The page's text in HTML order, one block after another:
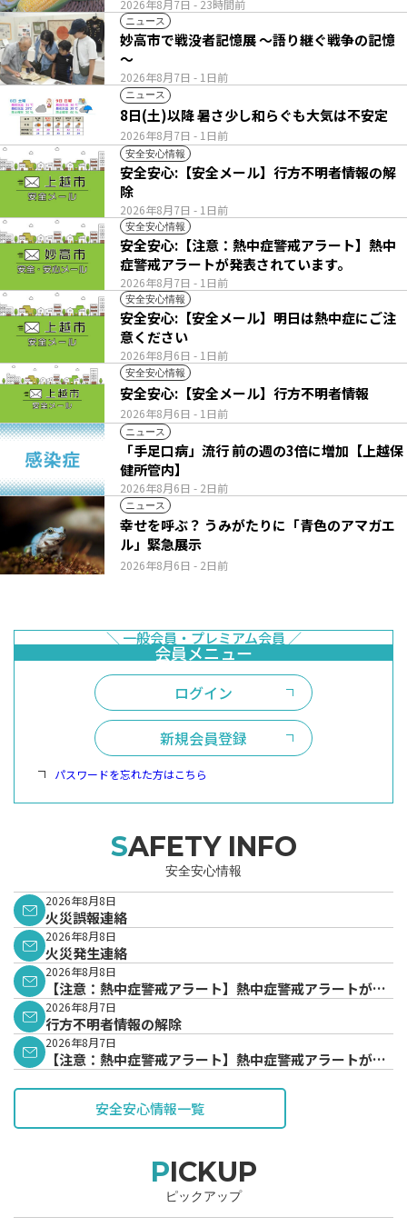
2026年8月7日 - 23時間前
い列
ニュース
2026年8月7日 - 1日前
妙高市で戦没者記憶展 ～語り継ぐ戦争の記憶
～
ニュース
2026年8月7日 - 1日前
8日(土)以降 暑さ少し和らぐも大気は不安定
安全安心情報
2026年8月7日 - 1日前
安全安心:【安全メール】行方不明者情報の解
除
安全安心情報
2026年8月7日 - 1日前
安全安心:【注意：熱中症警戒アラート】熱中
症警戒アラートが発表されています。
安全安心情報
2026年8月6日 - 1日前
安全安心:【安全メール】明日は熱中症にご注
意ください
安全安心情報
2026年8月6日 - 1日前
安全安心:【安全メール】行方不明者情報
ニュース
2026年8月6日 - 2日前
「手足口病」流行 前の週の3倍に増加【上越保
健所管内】
ニュース
2026年8月6日 - 2日前
幸せを呼ぶ？ うみがたりに「青色のアマガエ
ル」緊急展示
ログイン
新規会員登録
パスワードを忘れた方はこちら
SAFETY INFO
安全安心情報
2026年8月8日
火災誤報連絡
2026年8月8日
火災発生連絡
2026年8月8日
【注意：熱中症警戒アラート】熱中症警戒アラートが発
表されています。
2026年8月7日
行方不明者情報の解除
2026年8月7日
【注意：熱中症警戒アラート】熱中症警戒アラートが発
安全安心情報一覧
PICKUP
ピックアップ